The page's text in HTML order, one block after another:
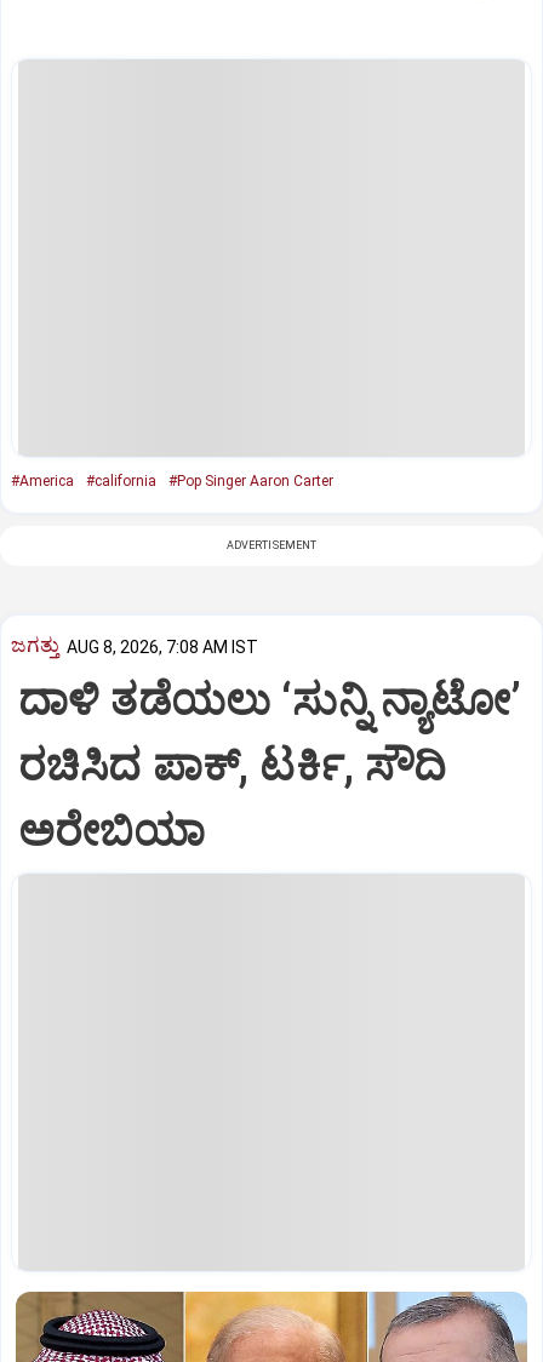
#America #california #Pop Singer Aaron Carter
ADVERTISEMENT
ಜಗತ್ತು AUG 8, 2026, 7:08 AM IST
ದಾಳಿ ತಡೆಯಲು ‘ಸುನ್ನಿ ನ್ಯಾಟೋ’
ರಚಿಸಿದ ಪಾಕ್‌, ಟರ್ಕಿ, ಸೌದಿ
ಅರೇಬಿಯಾ